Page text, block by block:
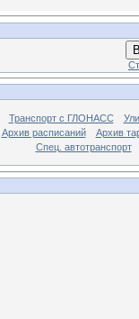
Транспорт с ГЛОНАСС
Архив расписаний
Архив
Спец. автотранспорт